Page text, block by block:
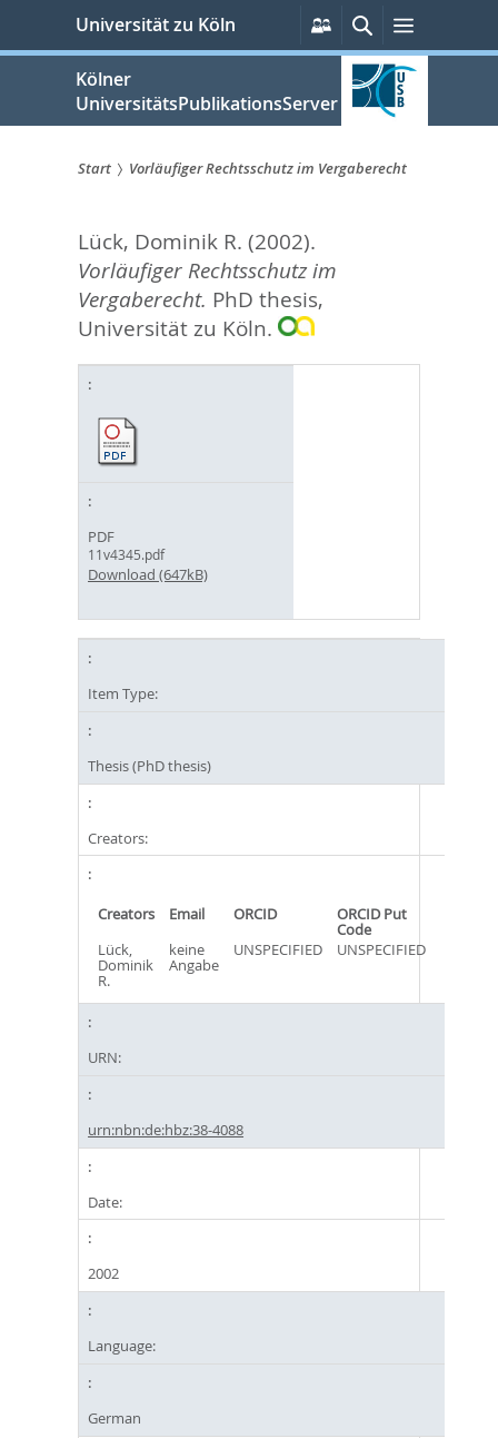
springen
Universität zu Köln
Persönliche
Services
SucheMenü
Kölner
UniversitätsPublikationsServer
sind
hier:
Start Vorläufiger Rechtsschutz im Vergaberecht
Lück, Dominik R. (2002).
Vorläufiger Rechtsschutz im
Vergaberecht. PhD thesis,
Universität zu Köln.
PDF
11v4345.pdf
Download (647kB)
Item Type:
Thesis (PhD thesis)
Creators:
Creators Email ORCID ORCID Put
Code
Lück,
Dominik
R.
keine
Angabe
UNSPECIFIED UNSPECIFIED
URN:
urn:nbn:de:hbz:38-4088
Date:
2002
Language:
German